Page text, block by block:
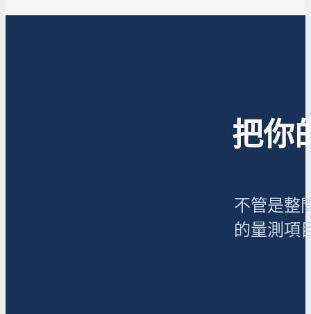
把你
不管是整
的量測項